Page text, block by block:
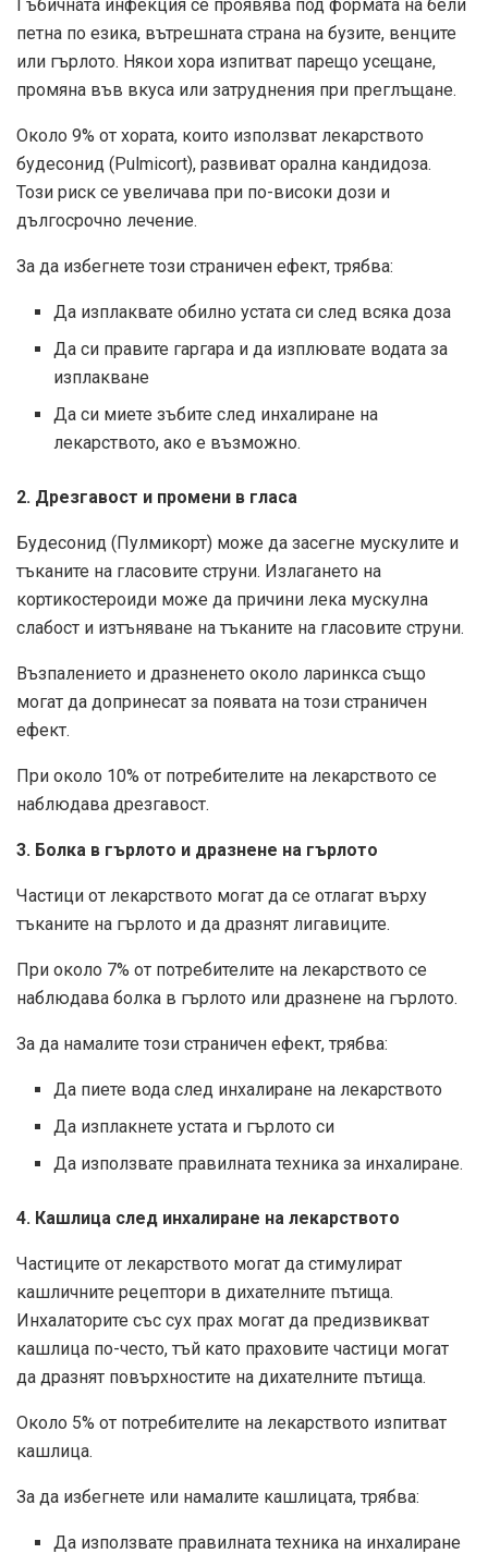
Гъбичната инфекция се проявява под формата на бели
петна по езика, вътрешната страна на бузите, венците
или гърлото. Някои хора изпитват парещо усещане,
промяна във вкуса или затруднения при преглъщане.
Около 9% от хората, които използват лекарството
будесонид (Pulmicort), развиват орална кандидоза.
Този риск се увеличава при по-високи дози и
дългосрочно лечение.
За да избегнете този страничен ефект, трябва:
Да изплаквате обилно устата си след всяка доза
Да си правите гаргара и да изплювате водата за
изплакване
Да си миете зъбите след инхалиране на
лекарството, ако е възможно.
2. Дрезгавост и промени в гласа
Будесонид (Пулмикорт) може да засегне мускулите и
тъканите на гласовите струни. Излагането на
кортикостероиди може да причини лека мускулна
слабост и изтъняване на тъканите на гласовите струни.
Възпалението и дразненето около ларинкса също
могат да допринесат за появата на този страничен
ефект.
При около 10% от потребителите на лекарството се
наблюдава дрезгавост.
3. Болка в гърлото и дразнене на гърлото
Частици от лекарството могат да се отлагат върху
тъканите на гърлото и да дразнят лигавиците.
При около 7% от потребителите на лекарството се
наблюдава болка в гърлото или дразнене на гърлото.
За да намалите този страничен ефект, трябва:
Да пиете вода след инхалиране на лекарството
Да изплакнете устата и гърлото си
Да използвате правилната техника за инхалиране.
4. Кашлица след инхалиране на лекарството
Частиците от лекарството могат да стимулират
кашличните рецептори в дихателните пътища.
Инхалаторите със сух прах могат да предизвикват
кашлица по-често, тъй като праховите частици могат
да дразнят повърхностите на дихателните пътища.
Около 5% от потребителите на лекарството изпитват
кашлица.
За да избегнете или намалите кашлицата, трябва:
Да използвате правилната техника на инхалиране